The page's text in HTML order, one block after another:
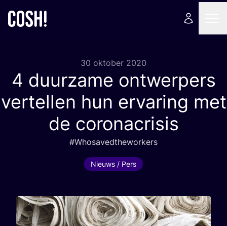
30 oktober 2020
4 duurzame ontwerpers
vertellen hun ervaring met
de coronacrisis
#Who­sa­ved­the­wor­kers
Nieuws / Pers